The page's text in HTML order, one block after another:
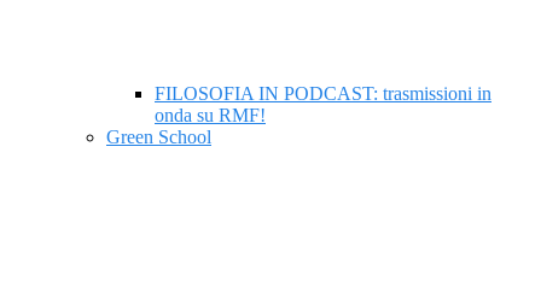
FILOSOFIA IN PODCAST: trasmissioni in
onda su RMF!
Green School